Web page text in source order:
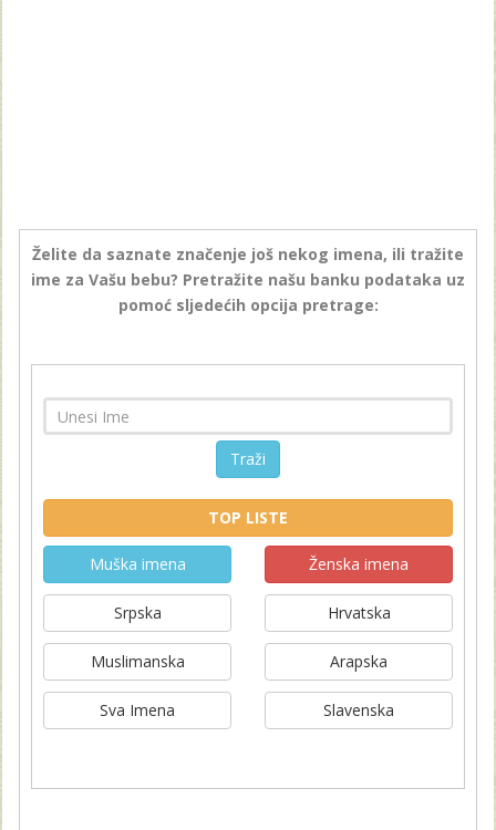
Želite da saznate značenje još nekog imena, ili tražite
ime za Vašu bebu? Pretražite našu banku podataka uz
pomoć sljedećih opcija pretrage:
Traži
TOP LISTE
Muška imena Ženska imena
Srpska Hrvatska
Muslimanska Arapska
Sva Imena Slavenska